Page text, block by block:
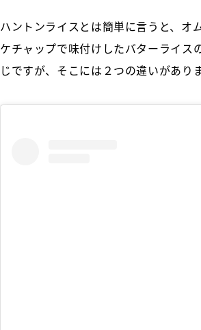
ハントンライスとは簡単に言うと、オ
ケチャップで味付けしたバターライス
じですが、そこには２つの違いがありま